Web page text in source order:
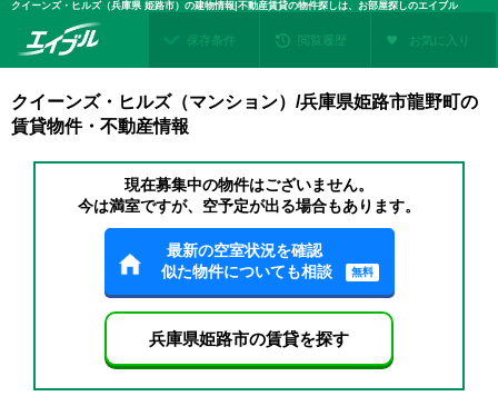
クイーンズ・ヒルズ（兵庫県 姫路市）の建物情報|不動産賃貸の物件探しは、お部屋探しのエイブル
保存条件 閲覧履歴 お気に入り
クイーンズ・ヒルズ（マンション）/兵庫県姫路市龍野町の
賃貸物件・不動産情報
現在募集中の物件はございません。
今は満室ですが、空予定が出る場合もあります。
最新の空室状況を確認
似た物件についても相談
無料
兵庫県姫路市の賃貸を探す